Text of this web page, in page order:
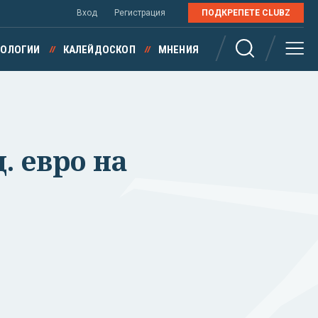
Вход Регистрация ПОДКРЕПЕТЕ CLUBZ
КАЛЕЙДОСКОП МНЕНИЯ
евро на